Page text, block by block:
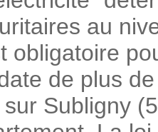
au
obligatoire
de plus
Subligny